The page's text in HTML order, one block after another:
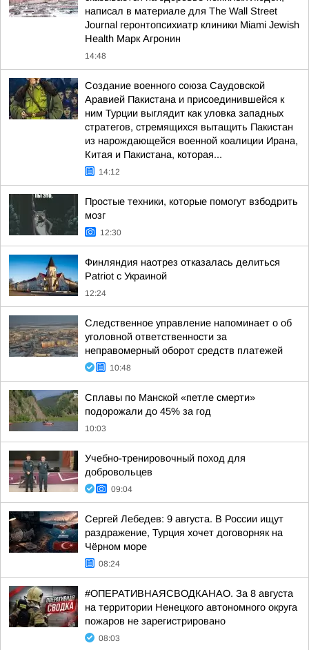
написал в материале для The Wall Street
Journal геронтопсихиатр клиники Miami Jewish
Health Марк Агронин
14:48
Создание военного союза Саудовской
Аравией Пакистана и присоединившейся к
ним Турции выглядит как уловка западных
стратегов, стремящихся вытащить Пакистан
из нарождающейся военной коалиции Ирана,
Китая и Пакистана, которая...
14:12
Простые техники, которые помогут взбодрить
мозг
12:30
Финляндия наотрез отказалась делиться
Patriot с Украиной
12:24
Следственное управление напоминает о об
уголовной ответственности за
неправомерный оборот средств платежей
10:48
Сплавы по Манской «петле смерти»
подорожали до 45% за год
10:03
Учебно-тренировочный поход для
добровольцев
09:04
Сергей Лебедев: 9 августа. В России ищут
раздражение, Турция хочет договорняк на
Чёрном море
08:24
#ОПЕРАТИВНАЯСВОДКАНАО. За 8 августа
на территории Ненецкого автономного округа
пожаров не зарегистрировано
08:03